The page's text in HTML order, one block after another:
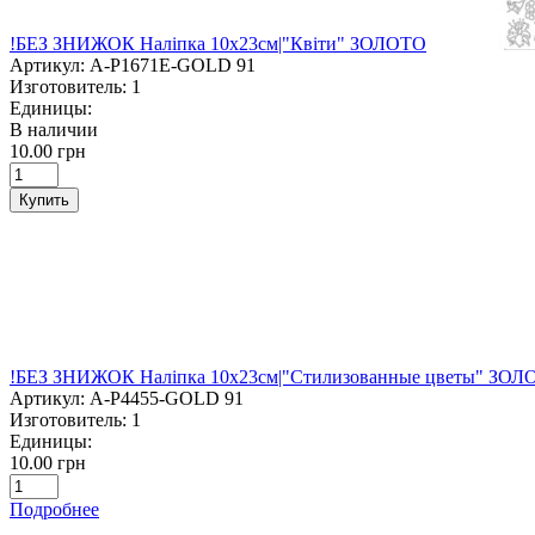
!БЕЗ ЗНИЖОК Наліпка 10х23см|"Квіти" ЗОЛОТО
Артикул: A-P1671Е-GOLD 91
Изготовитель: 1
Единицы:
В наличии
10.00 грн
Купить
!БЕЗ ЗНИЖОК Наліпка 10х23см|"Стилизованные цветы"
Артикул: A-P4455-GOLD 91
Изготовитель: 1
Единицы:
10.00 грн
Подробнее